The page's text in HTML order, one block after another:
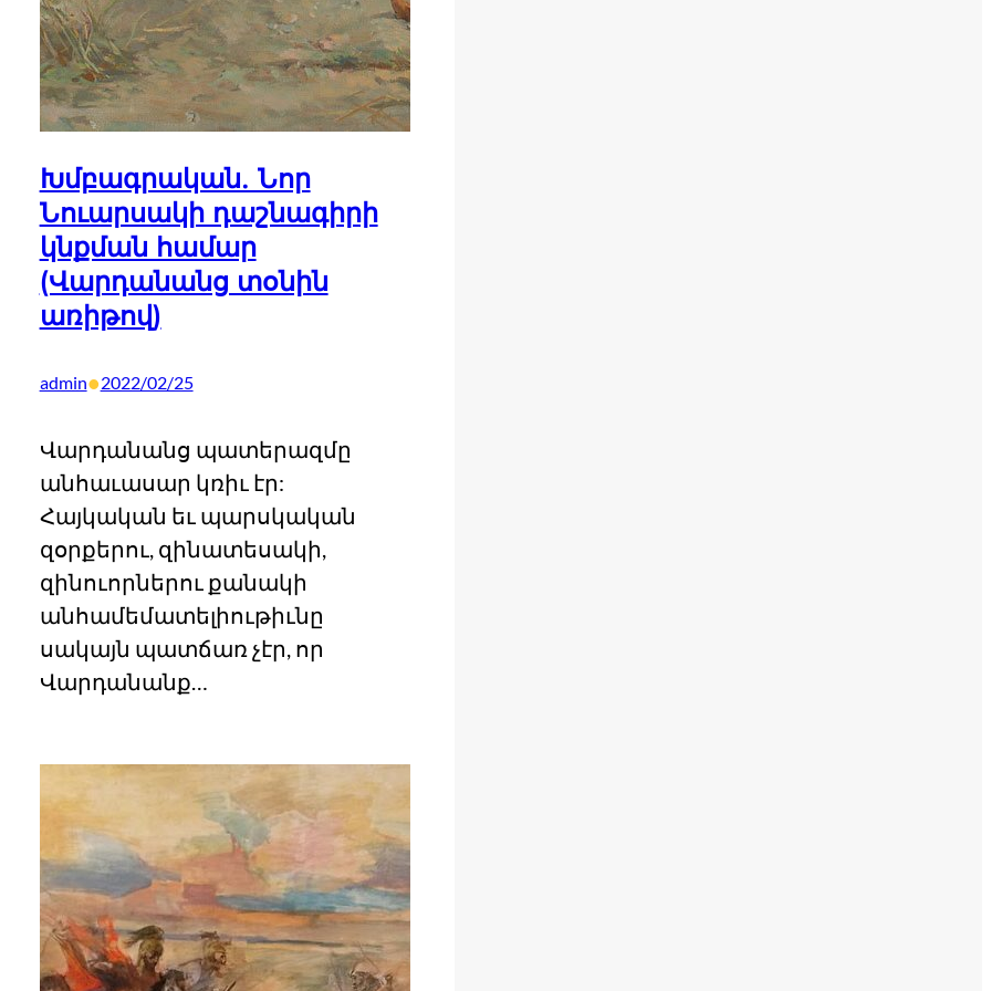
Խմբագրական. Նոր
Նուարսակի դաշնագիրի
կնքման համար
(Վարդանանց տօնին
առիթով)
admin•2022/02/25
Վարդանանց պատերազմը
անհաւասար կռիւ էր:
Հայկական եւ պարսկական
զօրքերու, զինատեսակի,
զինուորներու քանակի
անհամեմատելիութիւնը
սակայն պատճառ չէր, որ
Վարդանանք…